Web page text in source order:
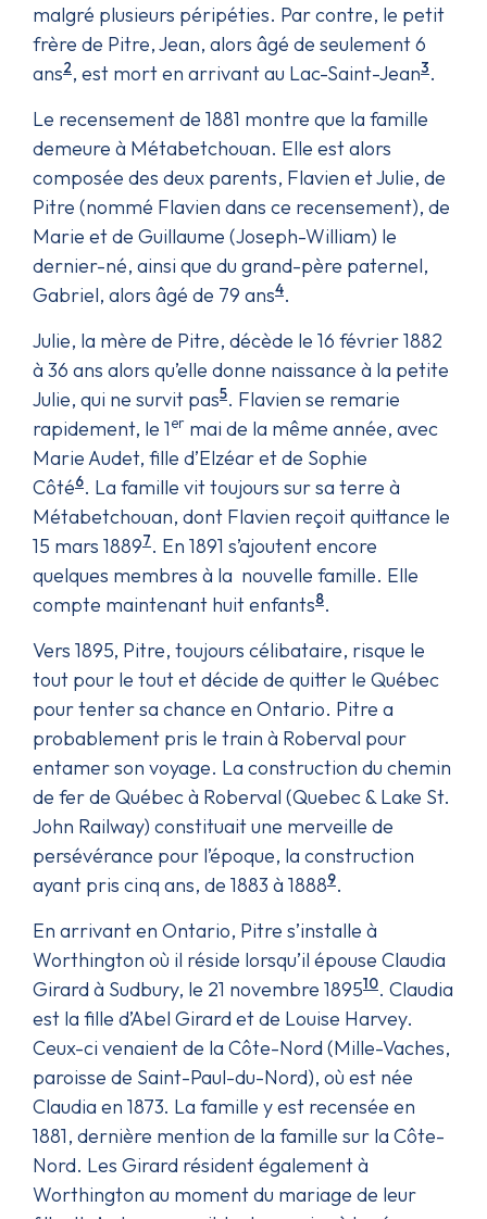
malgré plusieurs péripéties. Par contre, le petit
frère de Pitre, Jean, alors âgé de seulement 6
ans2, est mort en arrivant au Lac-Saint-Jean3.
Le recensement de 1881 montre que la famille
demeure à Métabetchouan. Elle est alors
composée des deux parents, Flavien et Julie, de
Pitre (nommé Flavien dans ce recensement), de
Marie et de Guillaume (Joseph-William) le
dernier-né, ainsi que du grand-père paternel,
Gabriel, alors âgé de 79 ans4.
Julie, la mère de Pitre, décède le 16 février 1882
à 36 ans alors qu’elle donne naissance à la petite
Julie, qui ne survit pas5. Flavien se remarie
rapidement, le 1er mai de la même année, avec
Marie Audet, fille d’Elzéar et de Sophie
Côté6. La famille vit toujours sur sa terre à
Métabetchouan, dont Flavien reçoit quittance le
15 mars 18897. En 1891 s’ajoutent encore
quelques membres à la nouvelle famille. Elle
compte maintenant huit enfants8.
Vers 1895, Pitre, toujours célibataire, risque le
tout pour le tout et décide de quitter le Québec
pour tenter sa chance en Ontario. Pitre a
probablement pris le train à Roberval pour
entamer son voyage. La construction du chemin
de fer de Québec à Roberval (Quebec & Lake St.
John Railway) constituait une merveille de
persévérance pour l’époque, la construction
ayant pris cinq ans, de 1883 à 18889.
En arrivant en Ontario, Pitre s’installe à
Worthington où il réside lorsqu’il épouse Claudia
Girard à Sudbury, le 21 novembre 189510. Claudia
est la fille d’Abel Girard et de Louise Harvey.
Ceux-ci venaient de la Côte-Nord (Mille-Vaches,
paroisse de Saint-Paul-du-Nord), où est née
Claudia en 1873. La famille y est recensée en
1881, dernière mention de la famille sur la Côte-
Nord. Les Girard résident également à
Worthington au moment du mariage de leur